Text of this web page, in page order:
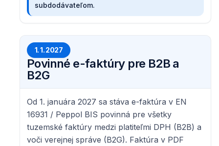
subdodávateľom.
1. 1. 2027
Povinné e-faktúry pre B2B a
B2G
Od 1. januára 2027 sa stáva e-faktúra v EN
16931 / Peppol BIS povinná pre všetky
tuzemské faktúry medzi platiteľmi DPH (B2B) a
voči verejnej správe (B2G). Faktúra v PDF